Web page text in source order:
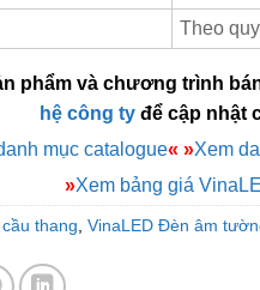
Theo
phẩm và chương trình
hệ công ty để cập nhật
mục catalogue« »Xem
»Xem bảng giá
thang, VinaLED Đèn âm